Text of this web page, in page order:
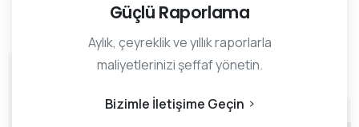
Güçlü Raporlama
Aylık, çeyreklik ve yıllık raporlarla
maliyetlerinizi şeffaf yönetin.
Bizimle İletişime Geçin